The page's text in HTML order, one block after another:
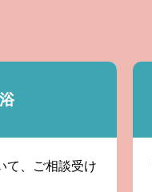
て、ご相談受け